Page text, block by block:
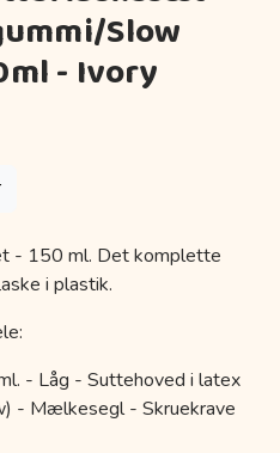
Slow
- Ivory
- 150 ml. Det komplette
i plastik.
- Låg - Suttehoved i latex
- Mælkesegl - Skruekrave